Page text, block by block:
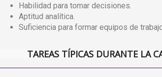
Habilidad para tomar decisiones.
Aptitud analítica.
Suficiencia para formar equipos de
TAREAS TÍPICAS DURANTE LA